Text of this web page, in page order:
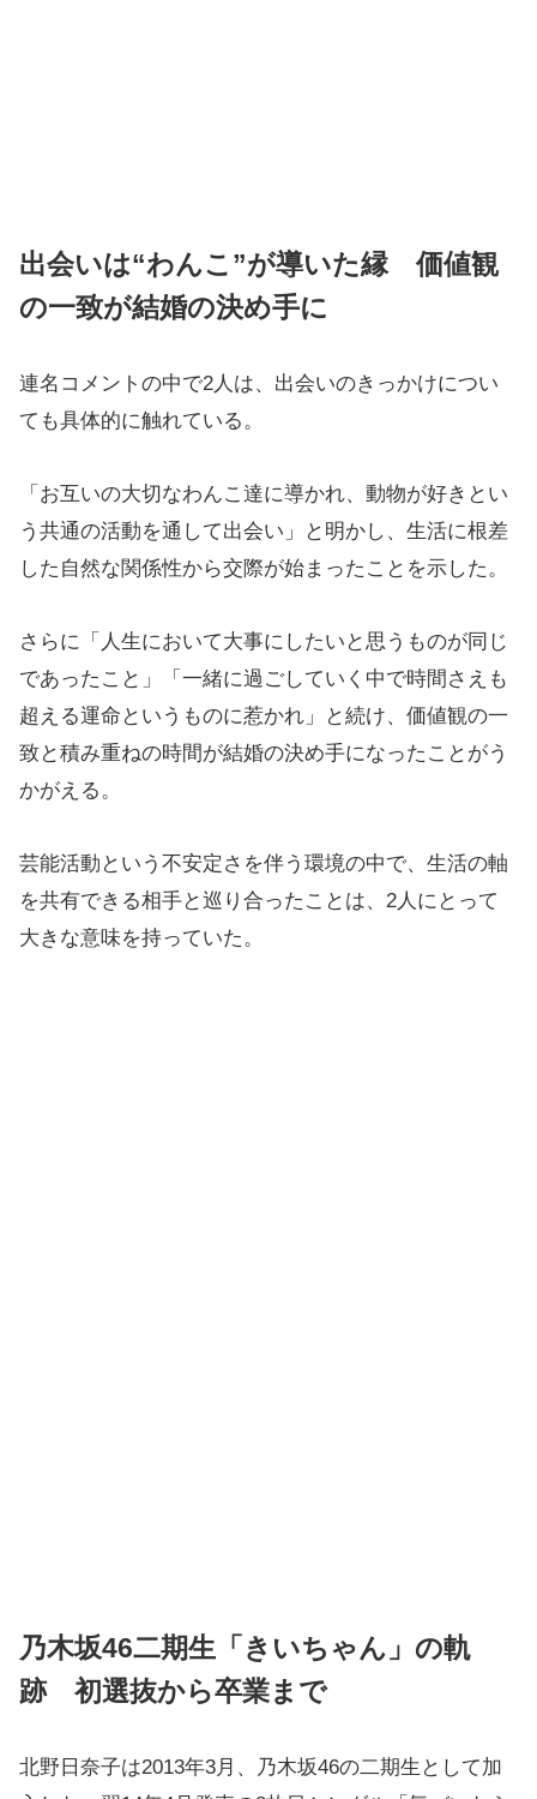
出会いは“わんこ”が導いた縁 価値観
の一致が結婚の決め手に
連名コメントの中で2人は、出会いのきっかけについ
ても具体的に触れている。
「お互いの大切なわんこ達に導かれ、動物が好きとい
う共通の活動を通して出会い」と明かし、生活に根差
した自然な関係性から交際が始まったことを示した。
さらに「人生において大事にしたいと思うものが同じ
であったこと」「一緒に過ごしていく中で時間さえも
超える運命というものに惹かれ」と続け、価値観の一
致と積み重ねの時間が結婚の決め手になったことがう
かがえる。
芸能活動という不安定さを伴う環境の中で、生活の軸
を共有できる相手と巡り合ったことは、2人にとって
大きな意味を持っていた。
乃木坂46二期生「きいちゃん」の軌
跡 初選抜から卒業まで
北野日奈子は2013年3月、乃木坂46の二期生として加